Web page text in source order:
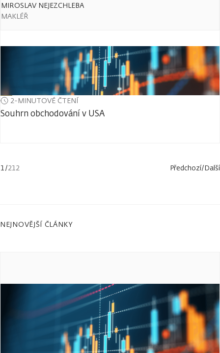
MIROSLAV NEJEZCHLEBA
MAKLÉŘ
2-MINUTOVÉ ČTENÍ
Souhrn obchodování v USA
1/212 Předchozí/Další
NEJNOVĚJŠÍ ČLÁNKY